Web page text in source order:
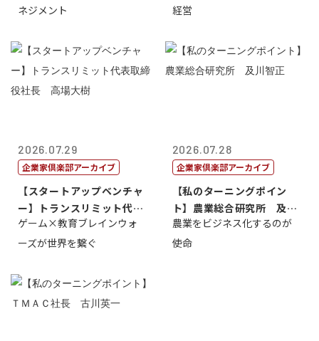
ネジメント
経営
2026.07.29
企業家倶楽部アーカイブ
【スタートアップベンチャ
ー】トランスリミット代表
取締役社長 ...
ゲーム×教育ブレインウォ
ーズが世界を繋ぐ
2026.07.28
企業家倶楽部アーカイブ
【私のターニングポイン
ト】農業総合研究所 及川
智正
農業をビジネス化するのが
使命